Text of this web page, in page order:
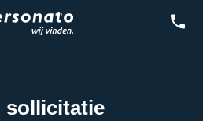
sollicitatie